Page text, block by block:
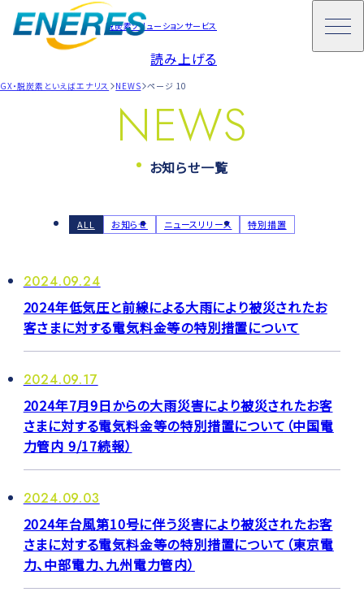
読み上げる
脱炭素ソリューションサービス
GX・脱炭素といえばエナリス NEWS ページ 10
NEWS
お知らせ一覧
ALL お知らせ ニュースリリース 特別措置
2024.09.24
2024年低気圧と前線による大雨により被災されたお
客さまに対する電気料金等の特別措置について
2024.09.17
2024年7月9日からの大雨災害により被災されたお客
さまに対する電気料金等の特別措置について（中国電
力管内 9/17続報）
2024.09.03
2024年台風第10号に伴う災害により被災されたお客
さまに対する電気料金等の特別措置について（東京電
力、中部電力、九州電力管内）